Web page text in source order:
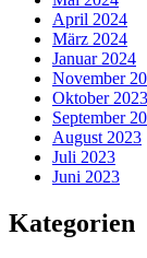
April 2024
März 2024
Januar 2024
November
Oktober 2023
September
August 2023
Juli 2023
Juni 2023
Kategorien